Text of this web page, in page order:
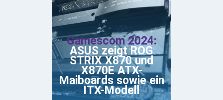
Gamescom 2024:
ASUS zeigt ROG
STRIX X870 und
X870E ATX-
Maiboards sowie ein
ITX-Modell